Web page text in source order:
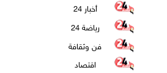
أخبار 24
رياضة 24
فن وثقافة
اقتصاد